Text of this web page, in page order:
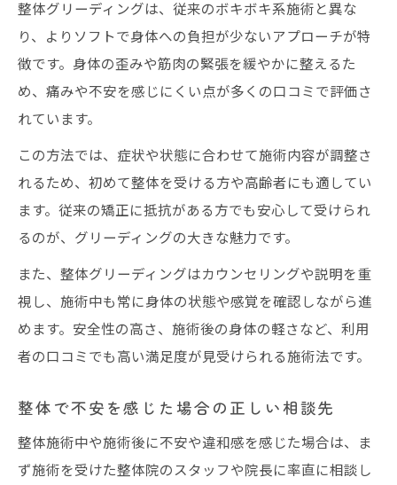
整体グリーディングは、従来のボキボキ系施術と異な
り、よりソフトで身体への負担が少ないアプローチが特
徴です。身体の歪みや筋肉の緊張を緩やかに整えるた
め、痛みや不安を感じにくい点が多くの口コミで評価さ
れています。
この方法では、症状や状態に合わせて施術内容が調整さ
れるため、初めて整体を受ける方や高齢者にも適してい
ます。従来の矯正に抵抗がある方でも安心して受けられ
るのが、グリーディングの大きな魅力です。
また、整体グリーディングはカウンセリングや説明を重
視し、施術中も常に身体の状態や感覚を確認しながら進
めます。安全性の高さ、施術後の身体の軽さなど、利用
者の口コミでも高い満足度が見受けられる施術法です。
整体で不安を感じた場合の正しい相談先
整体施術中や施術後に不安や違和感を感じた場合は、ま
ず施術を受けた整体院のスタッフや院長に率直に相談し